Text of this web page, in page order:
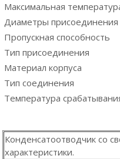
Максимальная
Диаметры присоединения
Пропускная способность
Тип присоединения
Материал корпуса
Тип соединения
Температура
Конденсатоотводчик со
характеристики.